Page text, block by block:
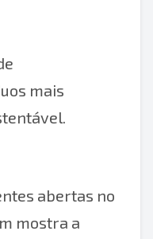
mais
abertas no
mostra a